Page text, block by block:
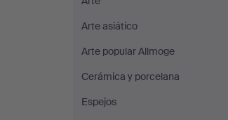
Stockholms
Auktionsverk
Sickla
Arte asiático
Arte popular Allmoge
Cerámica y porcelana
Espejos